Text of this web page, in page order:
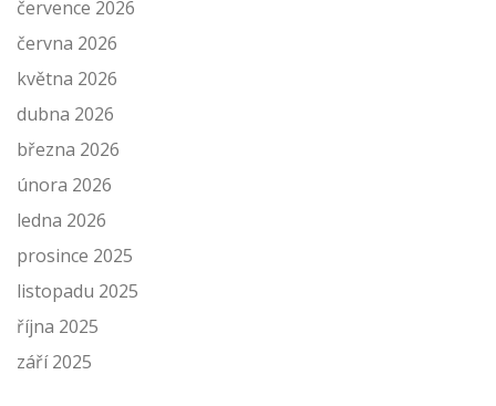
července 2026
června 2026
května 2026
dubna 2026
března 2026
února 2026
ledna 2026
prosince 2025
listopadu 2025
října 2025
září 2025